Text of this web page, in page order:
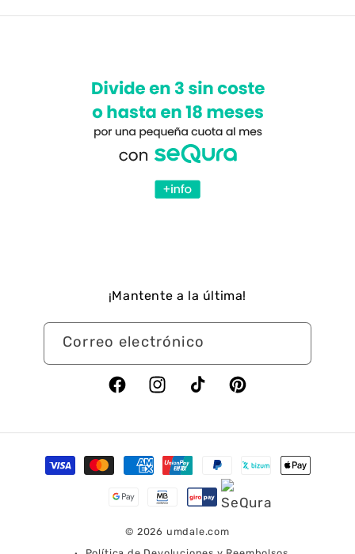
¡Mantente a la última!
Correo electrónico
FacebookInstagramTikTok Pinterest
Formas
de
© 2026 umdale.com